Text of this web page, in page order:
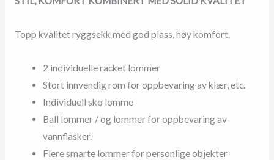
Topp kvalitet ryggsekk med god plass, høy komfort.
2 individuelle racket lommer
Stort innvendig rom for oppbevaring av klær, etc.
Individuell sko lomme
Ball lommer / og lommer for oppbevaring av
vannflasker.
Flere smarte lommer for personlige objekter